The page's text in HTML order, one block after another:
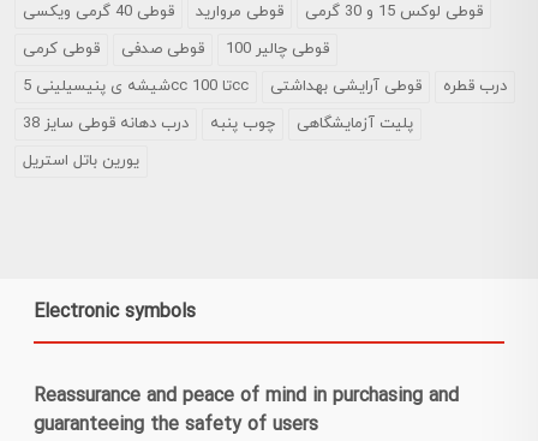
قوطی 40 گرمی ویکسی
قوطی مروارید
قوطی لوکس 15 و 30 گرمی
قوطی کرمی
قوطی صدفی
قوطی چالیر 100
شیشه ی پنیسیلینی 5cc تا 100cc
قوطی آرایشی بهداشتی
درب قطره
درب دهانه قوطی سایز 38
چوب پنبه
پلیت آزمایشگاهی
یورین باتل استریل
Electronic symbols
Reassurance and peace of mind in purchasing and
guaranteeing the safety of users